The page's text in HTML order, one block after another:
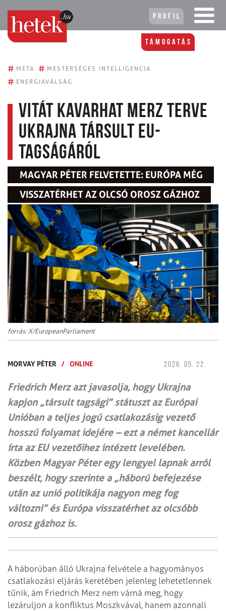
Profil
Támogatás
# META # MESTERSÉGES INTELLIGENCIA
# ENERGIAVÁLSÁG
Vitát kavarhat Merz terve
Ukrajna társult EU-
tagságáról
MAGYAR PÉTER FELVETETTE: EURÓPA MÉG
VISSZATÉRHET AZ OLCSÓ OROSZ GÁZHOZ
forrás: X/EuropeanParliament
MORVAY PÉTER / ONLINE 2026. 05. 22.
Friedrich Merz azt javasolja, hogy Ukrajna
kapjon „társult tagsági” státuszt az Európai
Unióban a teljes jogú csatlakozásig vezető
hosszú folyamat idejére – ezt a német kancellár
írta az EU vezetőihez intézett levelében.
Közben Magyar Péter egy lengyel lapnak arról
beszélt, hogy szerinte a „háború befejezése
után az unió politikája nagyon meg fog
változni” és Európa visszatérhet az olcsóbb
orosz gázhoz is.
A háborúban álló Ukrajna felvétele a hagyományos
csatlakozási eljárás keretében jelenleg lehetetlennek
tűnik, ám Friedrich Merz nem várná meg, hogy
lezáruljon a konfliktus Moszkvával, hanem azonnali